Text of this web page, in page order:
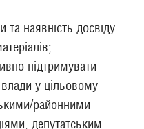
та наявність досвіду
підтримувати
у цільовому
районними
депутатським